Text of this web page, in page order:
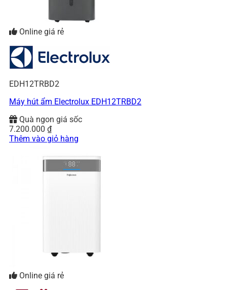
Online giá rẻ
EDH12TRBD2
Máy hút ẩm Electrolux EDH12TRBD2
Quà ngon giá sốc
7.200.000 ₫
Thêm vào giỏ hàng
Online giá rẻ